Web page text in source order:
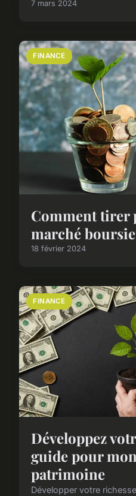
7 mars 2024
FINANCE
Comment tirer
marché
18 février 2024
FINANCE
Développez
guide pour
patrimoine
Développer votre